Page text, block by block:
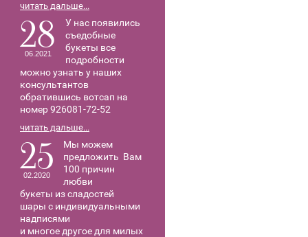
читать дальше...
28
06.2021
У нас появились
съедобные
букеты все
подробности
можно узнать у наших
консультантов
обратившись вотсап на
номер 926081-72-52
читать дальше...
25
02.2020
Мы можем
предложить Вам
100 причин
любви
букеты из сладостей
шары с индивидуальными
надписями
и многое другое для милых